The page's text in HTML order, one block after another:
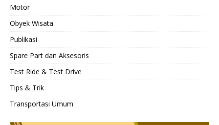
Motor
Obyek Wisata
Publikasi
Spare Part dan Aksesoris
Test Ride & Test Drive
Tips & Trik
Transportasi Umum